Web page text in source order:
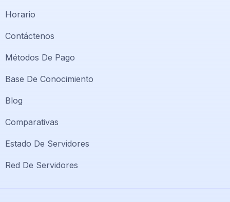
Horario
Contáctenos
Métodos De Pago
Base De Conocimiento
Blog
Comparativas
Estado De Servidores
Red De Servidores